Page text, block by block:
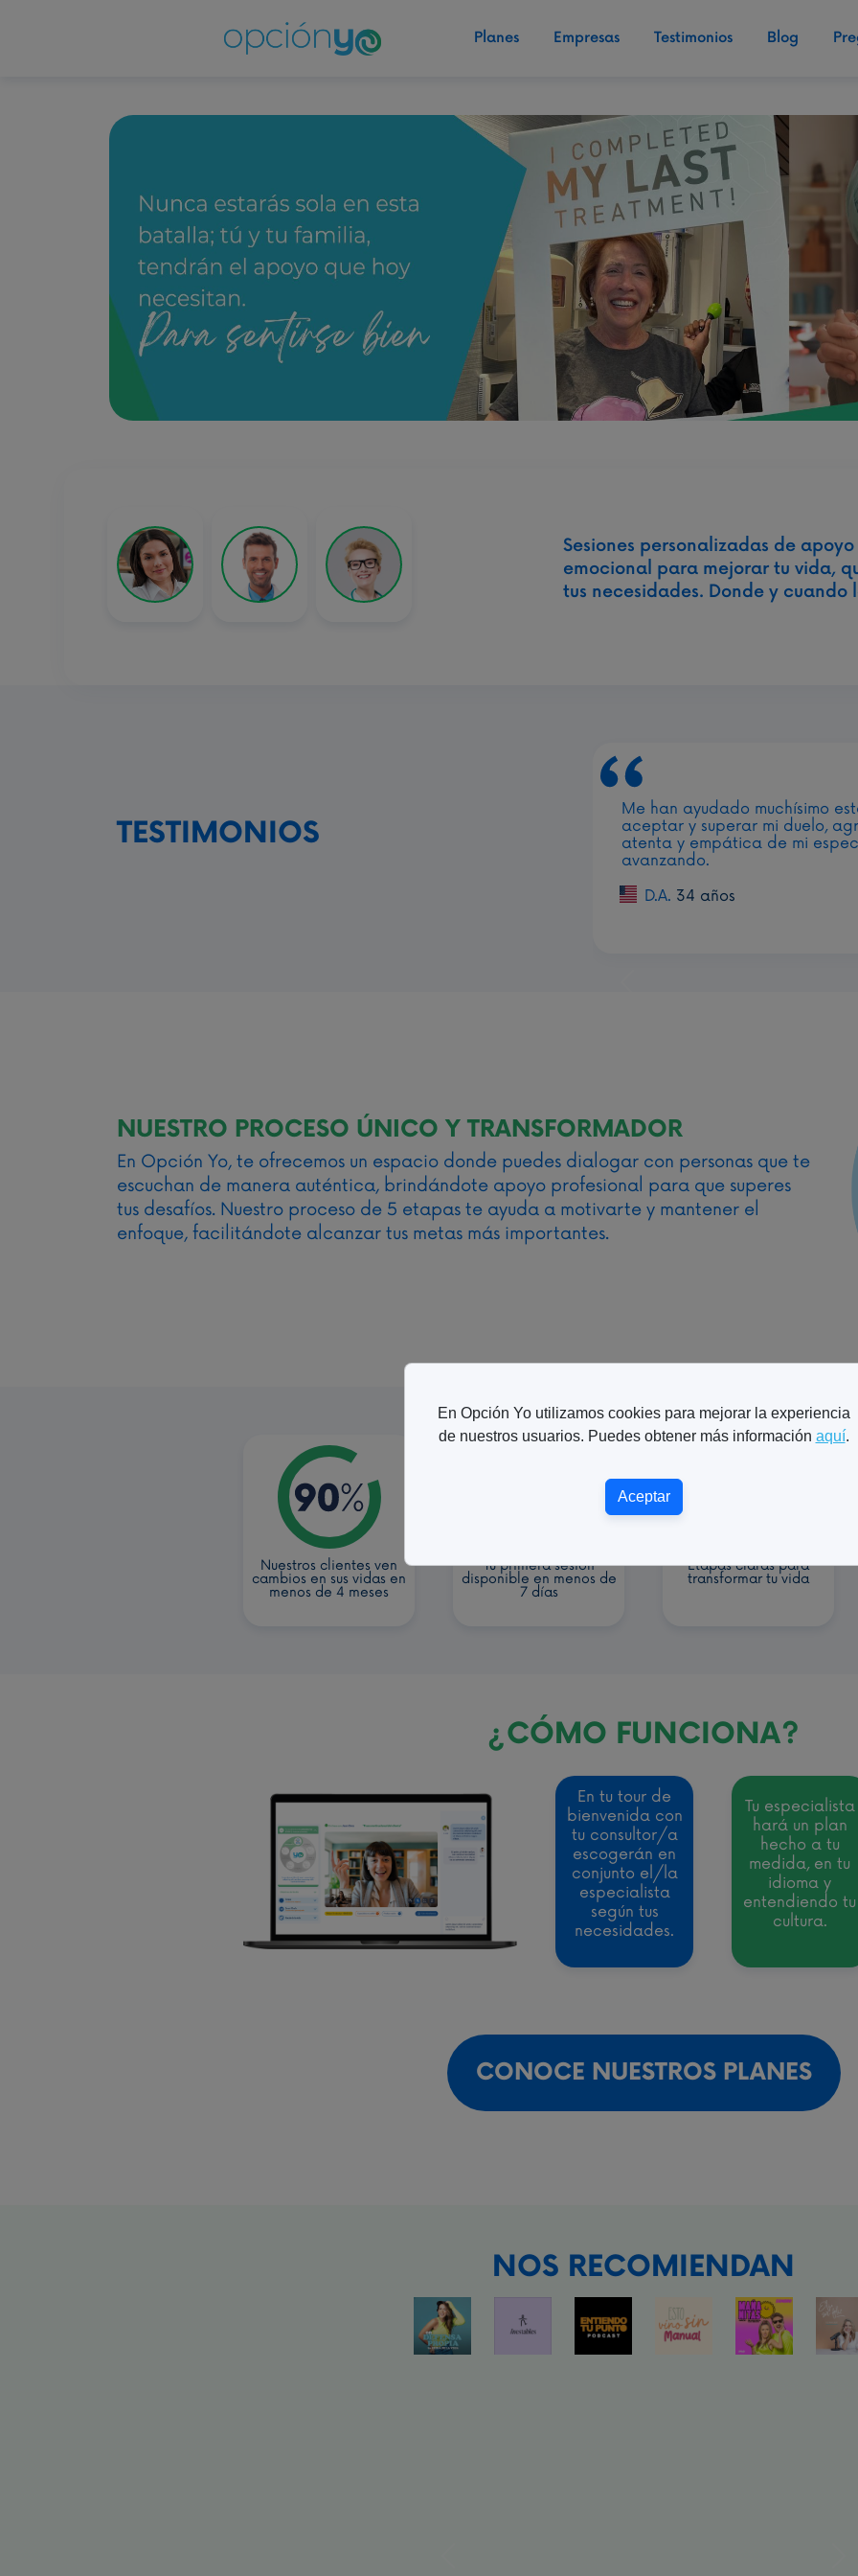
Planes Empresas Testimonios Blog
Sesiones personalizadas de
emocional para mejorar tu vida,
tus necesidades. Donde y cuando
TESTIMONIOS
Me han ayudado muchísimo
aceptar y superar mi duelo,
atenta y empática de mi
avanzando.
D.A. 34 años
NUESTRO PROCESO ÚNICO Y TRANSFORMADOR
En Opción Yo, te ofrecemos un espacio donde puedes dialogar con personas que te
escuchan de manera auténtica, brindándote apoyo profesional para que superes
tus desafíos. Nuestro proceso de 5 etapas te ayuda a motivarte y mantener el
enfoque, facilitándote alcanzar tus metas más importantes.
Nuestros clientes ven
cambios en sus vidas en
menos de 4 meses
Tu primera sesión
disponible en menos de
7 días
Etapas claras para
transformar tu vida
¿CÓMO FUNCIONA?
En tu tour de
bienvenida con
tu consultor/a
escogerán en
conjunto el/la
especialista
según tus
necesidades.
Tu especialista
hará un plan
hecho a tu
medida, en tu
idioma y
entendiendo tu
cultura.
CONOCE NUESTROS PLANES
NOS RECOMIENDAN
En Opción Yo utilizamos cookies para mejorar la experiencia
de nuestros usuarios. Puedes obtener más información aquí.
Aceptar